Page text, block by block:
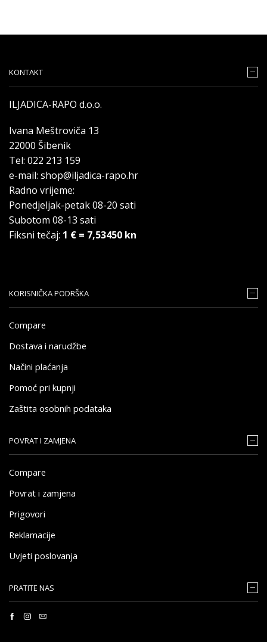
KONTAKT
ILJADICA-RAPO d.o.o.
Ivana Meštroviča 13
22000 Šibenik
Tel: 022 213 159
e-mail: shop@iljadica-rapo.hr
Radno vrijeme:
Ponedjeljak-petak 08-20 sati
Subotom 08-13 sati
Fiksni tečaj: 1 € = 7,53450 kn
KORISNIČKA PODRŠKA
Compare
Dostava i narudžbe
Načini plaćanja
Pomoć pri kupnji
Zaštita osobnih podataka
POVRAT I ZAMJENA
Compare
Povrat i zamjena
Prigovori
Reklamacije
Uvjeti poslovanja
PRATITE NAS